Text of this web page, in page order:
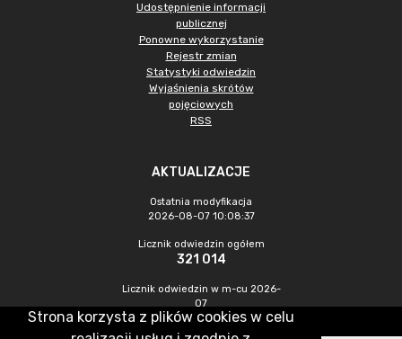
Udostępnienie informacji
publicznej
Ponowne wykorzystanie
Rejestr zmian
Statystyki odwiedzin
Wyjaśnienia skrótów
pojęciowych
RSS
AKTUALIZACJE
Ostatnia modyfikacja
2026-08-07 10:08:37
Licznik odwiedzin ogółem
321 014
Licznik odwiedzin w m-cu 2026-
07
1 073
Strona korzysta z plików cookies w celu